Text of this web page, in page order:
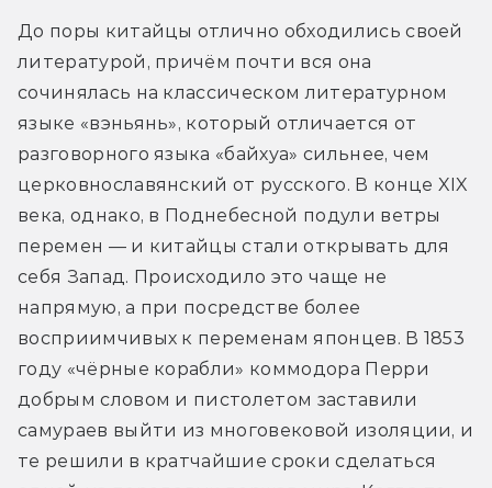
До поры китайцы отлично обходились своей
литературой, причём почти вся она
сочинялась на классическом литературном
языке «вэньянь», который отличается от
разговорного языка «байхуа» сильнее, чем
церковнославянский от русского. В конце XIX
века, однако, в Поднебесной подули ветры
перемен — и китайцы стали открывать для
себя Запад. Происходило это чаще не
напрямую, а при посредстве более
восприимчивых к переменам японцев. В 1853
году «чёрные корабли» коммодора Перри
добрым словом и пистолетом заставили
самураев выйти из многовековой изоляции, и
те решили в кратчайшие сроки сделаться